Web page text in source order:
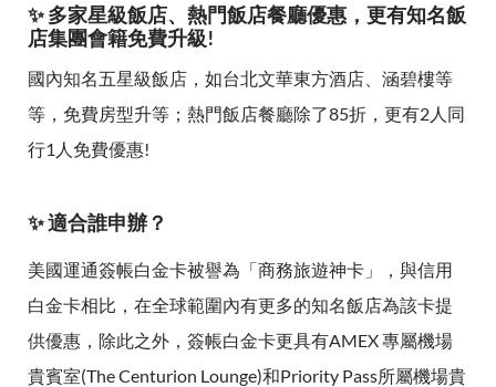
✨ 多家星級飯店、熱門飯店餐廳優惠，更有知名飯
店集團會籍免費升級!
國內知名五星級飯店，如台北文華東方酒店、涵碧樓等
等，免費房型升等；熱門飯店餐廳除了85折，更有2人同
行1人免費優惠!
✨ 適合誰申辦？
美國運通簽帳白金卡被譽為「商務旅遊神卡」，與信用
白金卡相比，在全球範圍內有更多的知名飯店為該卡提
供優惠，除此之外，簽帳白金卡更具有AMEX 專屬機場
貴賓室(The Centurion Lounge)和Priority Pass所屬機場貴